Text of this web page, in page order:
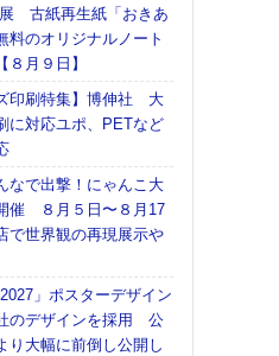
古紙再生紙「おきあ
料のオリジナルノート
月９日】
印刷特集】博伸社 大
に対応ユポ、PETなど
で出撃！にゃんこ大
催 ８月５日〜８月17
で世界観の再現展示や
」ポスターデザイン
のデザインを採用 公
り大幅に前倒し公開し